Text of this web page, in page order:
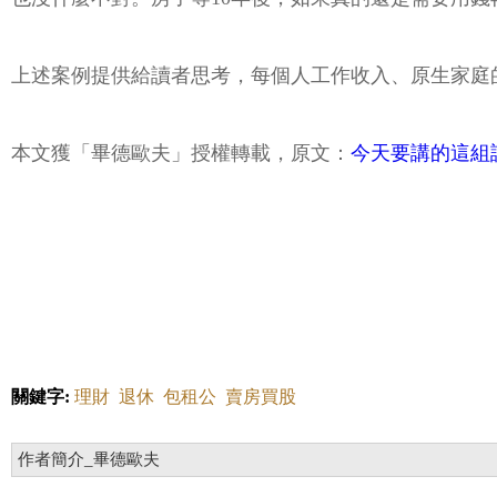
上述案例提供給讀者思考，每個人工作收入、原生家
本文獲「畢德歐夫」授權轉載，原文： 今天要講的這
關鍵字: 理財 退休 包租公 賣房買股
作者簡介_畢德歐夫